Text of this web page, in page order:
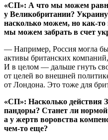
«СП»: А что мы можем
у Великобритании?
насколько можем, но как-
мы можем забрать в счет
— Например, Россия могла бы
активы британских
И в целом — дальше гнуть
от целей во внешней
от Лондона. Это тоже для
«СП»: Насколько действия
пандоры? Станет ли
а у жертв воровства
чем-то еще?